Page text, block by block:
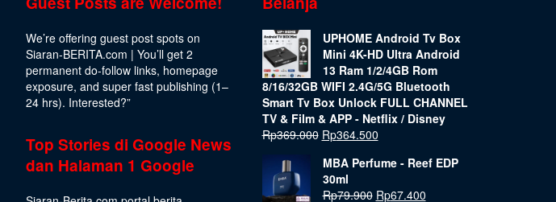
We’re offering guest post spots on
Siaran-BERITA.com | You’ll get 2
permanent do-follow links, homepage
exposure, and super fast publishing (1–
24 hrs). Interested?”
Top Stories di Google News
dan Halaman 1 Google
UPHOME Android Tv Box
Mini 4K-HD Ultra Android
13 Ram 1/2/4GB Rom
8/16/32GB WIFI 2.4G/5G Bluetooth
Smart Tv Box Unlock FULL CHANNEL
TV & Film & APP - Netflix / Disney
Rp369.000 Rp364.500
MBA Perfume - Reef EDP
30ml
Rp79.900 Rp67.400